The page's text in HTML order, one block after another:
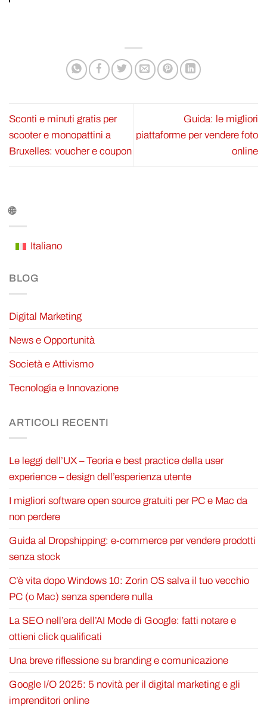
Sconti e minuti gratis per
scooter e monopattini a
Bruxelles: voucher e coupon
Guida: le migliori
piattaforme per vendere foto
online
🌐
Italiano
BLOG
Digital Marketing
News e Opportunità
Società e Attivismo
Tecnologia e Innovazione
ARTICOLI RECENTI
Le leggi dell’UX – Teoria e best practice della user
experience – design dell’esperienza utente
I migliori software open source gratuiti per PC e Mac da
non perdere
Guida al Dropshipping: e-commerce per vendere prodotti
senza stock
C’è vita dopo Windows 10: Zorin OS salva il tuo vecchio
PC (o Mac) senza spendere nulla
La SEO nell’era dell’AI Mode di Google: fatti notare e
ottieni click qualificati
Una breve riflessione su branding e comunicazione
Google I/O 2025: 5 novità per il digital marketing e gli
imprenditori online